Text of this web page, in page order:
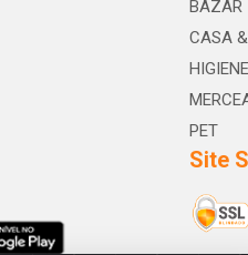
BAZAR
CASA
PET
Site